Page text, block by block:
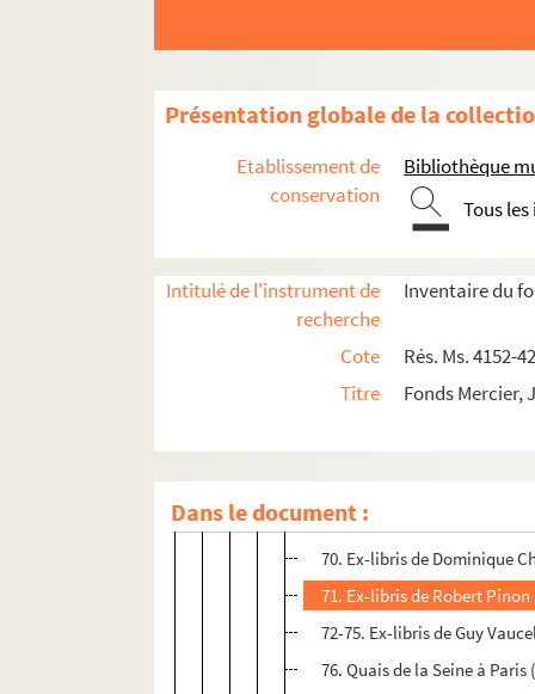
Présentation globale de la
Etablissement de
conservation
Bibliothèque
Tous
Intitulé de l'instrument de
recherche
Inventaire du
Cote
Rés. Ms. 4152-
Titre
Fonds Mercier,
Dans le document :
40-45. Ex-libris de Françoise
49-51. Ex-libris de Vincent
52-57. Ex-libris d'Henri
59-61. Ex-libris de Philippe
64-65. Ex-libris d'Édouard
68-69. Ex-libris de Bernard
70. Ex-libris de Dominique
71. Ex-libris de Robert Pinon
72-75. Ex-libris de Guy
76. Quais de la Seine à Paris